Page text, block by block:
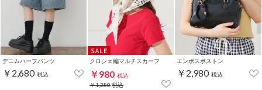
デニムハーフパンツ
￥2,680 税込
クロシェ編マルチスカーフ
￥980 税込
￥1,280税込
エンボスボストン
￥2,980 税込